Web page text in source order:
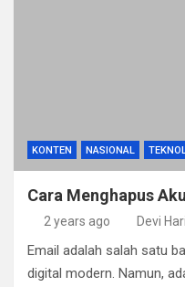
KONTEN NASIONAL
Cara Menghapus
2 years ago Devi
Email adalah salah satu
digital modern. Namun,